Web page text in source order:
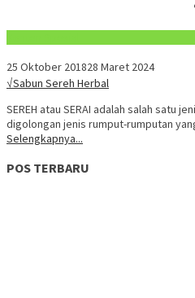
25 Oktober 201828 Maret 2024
√Sabun Sereh Herbal
SEREH atau SERAI adalah salah satu
digolongan jenis rumput-rumputan
Selengkapnya...
POS TERBARU